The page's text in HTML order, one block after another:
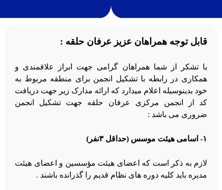
قابل توجه همراهان عزیز عرفان حلقه :
با تشکر از شما همراهان گرامی جهت ابراز علاقمندی و
همکاری در رابطه با تشکیل انجمن برای منطقه مربوط به
خود بدینوسیله اعلام میدارد که ارائه مدارک زیر جهت دریافت
کد از انجمن مرکزی عرفان حلقه جهت تشکیل انجمن
ضروری می باشد :
۱- اسامی هیئت موسس (حداقل ۳نفر)
لازم به ذکر است که اعضای هیئت مؤسسین و اعضای هیئت
مدیره باید کلیه دوره های نظام قدیم را گذرانده باشند .